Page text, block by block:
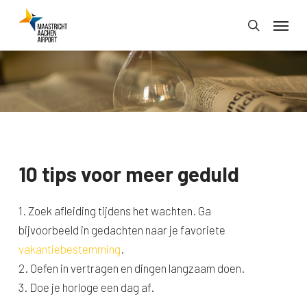
main
search
Menu
10 tips voor meer geduld
1. Zoek afleiding tijdens het wachten. Ga
bijvoorbeeld in gedachten naar je favoriete
vakantiebestemming
2. Oefen in vertragen en dingen langzaam doen.
3. Doe je horloge een dag af.